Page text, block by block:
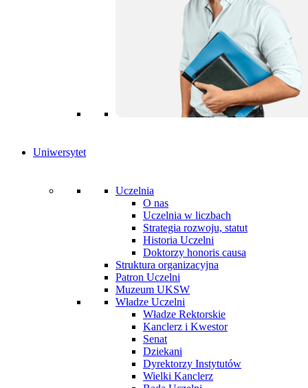
Uniwersytet
Uczelnia
O nas
Uczelnia w liczbach
Strategia rozwoju, statut
Historia Uczelni
Doktorzy honoris causa
Struktura organizacyjna
Patron Uczelni
Muzeum UKSW
Władze Uczelni
Władze Rektorskie
Kanclerz i Kwestor
Senat
Dziekani
Dyrektorzy Instytutów
Wielki Kanclerz